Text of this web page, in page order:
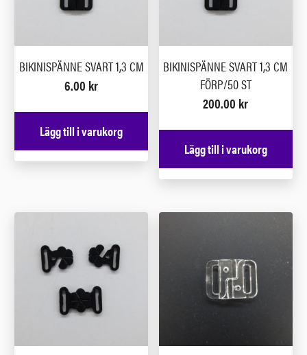
BIKINISPÄNNE SVART 1,3 CM
6.00 kr
Lägg till i varukorg
BIKINISPÄNNE SVART 1,3 CM
FÖRP/50 ST
200.00 kr
Lägg till i varukorg